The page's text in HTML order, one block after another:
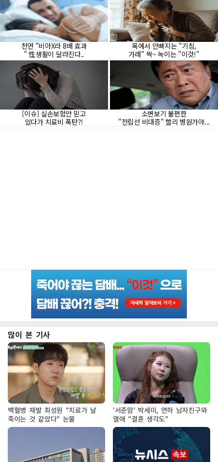
많이 본 기사
백혈병 재발 최성원 "치료가 날
죽이는 것 같았다" 눈물
'서준맘' 박세미, 연하 남자친구와
열애 "결혼 생각도"